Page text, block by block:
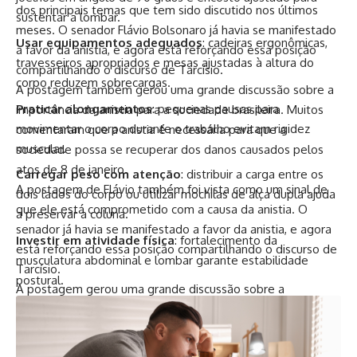
dos principais temas que tem sido discutido nos últimos
meses. O senador Flávio Bolsonaro já havia se manifestado
a favor da anistia, e agora está reforçando essa posição
compartilhando o discurso de Tarcísio.
A postagem também gerou uma grande discussão sobre a
importância da anistia para a sociedade brasileira. Muitos
comentaram que a anistia é necessária para que a
sociedade possa se recuperar dos danos causados pelos
atos de 8 de janeiro.
A postagem de Flávio também foi vista como um sinal de
que ele está comprometido com a causa da anistia. O
senador já havia se manifestado a favor da anistia, e agora
está reforçando essa posição compartilhando o discurso de
Tarcísio.
A postagem gerou uma grande discussão sobre a
possibilidade de Tarcísio se juntar ao campo político do ex-
presidente Jair Bolsonaro. O governador paulista não havia
sido visto como um aliado do governo até então, mas a
sustentar a lombar.
Usar equipamentos adequados: cadeiras ergonômicas,
travesseiros apropriados e mesas ajustadas à altura do
corpo reduzem sobrecargas.
Praticar alongamentos: pequenas pausas para
movimentar o corpo durante o trabalho evitam rigidez
muscular.
Carregar peso com atenção: distribuir a carga entre os
dois lados do corpo ou utilizar mochilas de alça dupla ajuda
a preservar a coluna.
Investir em atividade física: fortalecimento da
musculatura abdominal e lombar garante estabilidade
postural.